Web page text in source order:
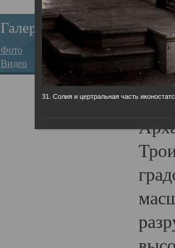
Галерея
Фото
Видео
31. Солия и цертральная часть